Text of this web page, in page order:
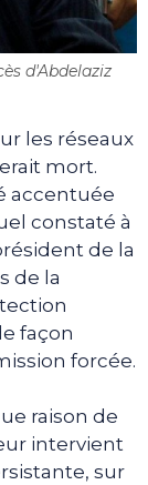
d'Abdelaziz
les réseaux
mort.
accentuée
constaté à
de la
de la
façon
forcée.
raison de
intervient
sur